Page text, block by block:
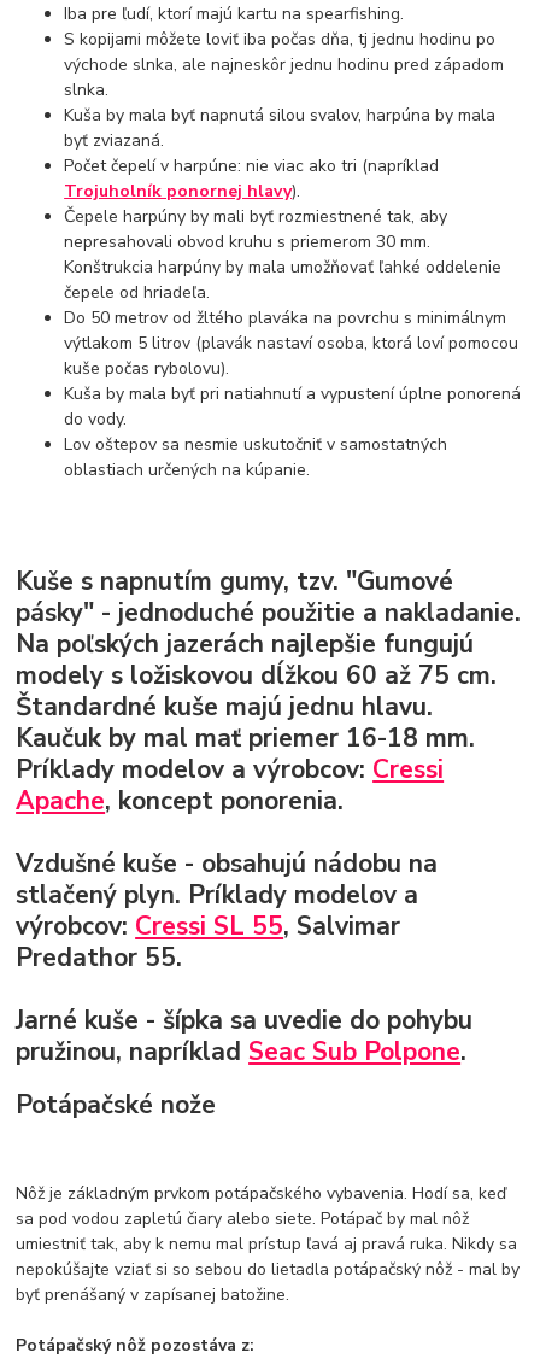
Iba pre ľudí, ktorí majú kartu na spearfishing.
S kopijami môžete loviť iba počas dňa, tj jednu hodinu po
východe slnka, ale najneskôr jednu hodinu pred západom
slnka.
Kuša by mala byť napnutá silou svalov, harpúna by mala
byť zviazaná.
Počet čepelí v harpúne: nie viac ako tri (napríklad
Trojuholník ponornej hlavy).
Čepele harpúny by mali byť rozmiestnené tak, aby
nepresahovali obvod kruhu s priemerom 30 mm.
Konštrukcia harpúny by mala umožňovať ľahké oddelenie
čepele od hriadeľa.
Do 50 metrov od žltého plaváka na povrchu s minimálnym
výtlakom 5 litrov (plavák nastaví osoba, ktorá loví pomocou
kuše počas rybolovu).
Kuša by mala byť pri natiahnutí a vypustení úplne ponorená
do vody.
Lov oštepov sa nesmie uskutočniť v samostatných
oblastiach určených na kúpanie.
Kuše s napnutím gumy, tzv. "Gumové
pásky" - jednoduché použitie a nakladanie.
Na poľských jazerách najlepšie fungujú
modely s ložiskovou dĺžkou 60 až 75 cm.
Štandardné kuše majú jednu hlavu.
Kaučuk by mal mať priemer 16-18 mm.
Príklady modelov a výrobcov: Cressi
Apache, koncept ponorenia.
Vzdušné kuše - obsahujú nádobu na
stlačený plyn. Príklady modelov a
výrobcov: Cressi SL 55, Salvimar
Predathor 55.
Jarné kuše - šípka sa uvedie do pohybu
pružinou, napríkladSeac Sub Polpone.
Potápačské nože
Nôž je základným prvkom potápačského vybavenia. Hodí sa, keď
sa pod vodou zapletú čiary alebo siete. Potápač by mal nôž
umiestniť tak, aby k nemu mal prístup ľavá aj pravá ruka. Nikdy sa
nepokúšajte vziať si so sebou do lietadla potápačský nôž - mal by
byť prenášaný v zapísanej batožine.
Potápačský nôž pozostáva z: